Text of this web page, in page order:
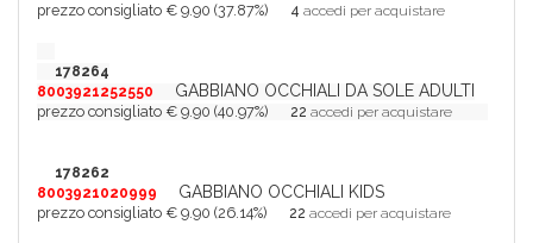
prezzo consigliato € 9.90 (37.87%) 4 accedi per acquistare
178264
8003921252550
GABBIANO OCCHIALI DA SOLE ADULTI
prezzo consigliato € 9.90 (40.97%) 22 accedi per acquistare
178262
8003921020999
GABBIANO OCCHIALI KIDS
prezzo consigliato € 9.90 (26.14%) 22 accedi per acquistare